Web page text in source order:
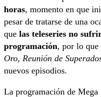
horas, momento en que
pesar de tratarse de una
que las teleseries no
programación, por lo que
Oro, Reunión de
nuevos episodios.
La programación de Mega